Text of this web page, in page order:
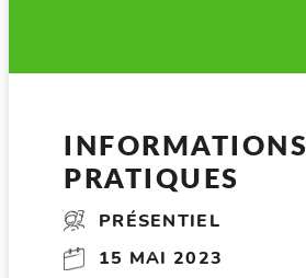
INFORMATIONS
PRATIQUES
PRÉSENTIEL
15 MAI 2023